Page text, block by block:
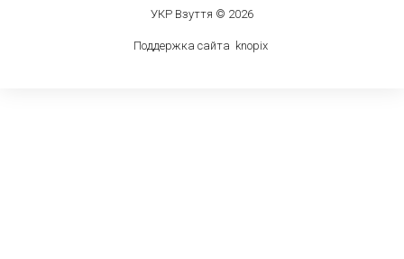
УКР Взуття © 2026
Поддержка сайта knopix